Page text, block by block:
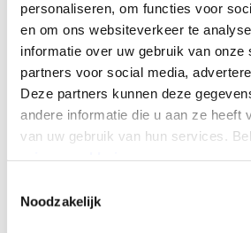
personaliseren, om functies voor
en om ons websiteverkeer te
informatie over uw gebruik van onze
partners voor social media,
Deze partners kunnen deze
andere informatie die u aan ze heeft
van uw gebruik van hun services.
Noodzakelijk
PLAN EEN GESPREK
SASE
Secure Access Service Edge:
cloud-native netwerk + security in
SD-WAN.